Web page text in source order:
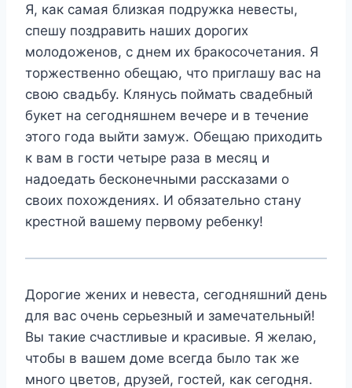
Я, как самая близкая подружка невесты,
спешу поздравить наших дорогих
молодоженов, с днем их бракосочетания. Я
торжественно обещаю, что приглашу вас на
свою свадьбу. Клянусь поймать свадебный
букет на сегодняшнем вечере и в течение
этого года выйти замуж. Обещаю приходить
к вам в гости четыре раза в месяц и
надоедать бесконечными рассказами о
своих похождениях. И обязательно стану
крестной вашему первому ребенку!
Дорогие жених и невеста, сегодняшний день
для вас очень серьезный и замечательный!
Вы такие счастливые и красивые. Я желаю,
чтобы в вашем доме всегда было так же
много цветов, друзей, гостей, как сегодня.